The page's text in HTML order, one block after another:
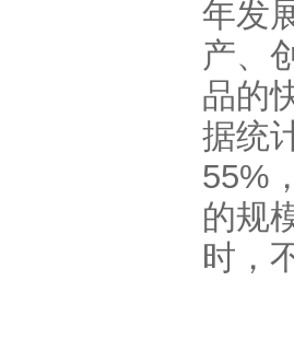
年发
产、
品的
据统
55%
的规
时，